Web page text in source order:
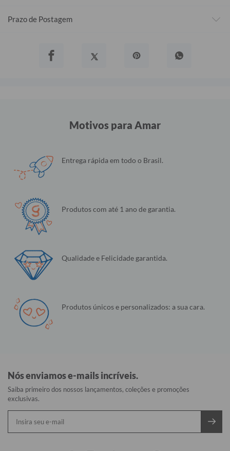
Prazo de Postagem
Motivos para Amar
Entrega rápida em todo o Brasil.
Produtos com até 1 ano de garantia.
Qualidade e Felicidade garantida.
Produtos únicos e personalizados: a sua cara.
Nós enviamos e-mails incríveis.
Saiba primeiro dos nossos lançamentos, coleções e promoções
exclusivas.